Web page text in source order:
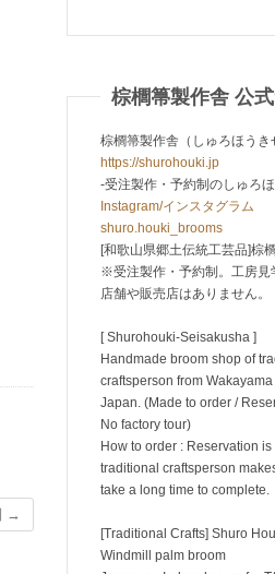
→
棕櫚箒製作舎 公
棕櫚箒製作舎（しゅろほうき
https://shurohouki.jp
-受注製作・予約制のしゅろ
Instagram/インスタグラム
shuro.houki_brooms
[和歌山県郷土伝統工芸品]棕
※受注製作・予約制。工房見
店舗や販売店はありません。
[ Shurohouki-Seisakusha ]
Handmade broom shop of
craftsperson from
Japan. (Made to order /
No factory tour)
How to order : Reservation
traditional craftsperson
take a long time to complete.
[Traditional Crafts] Shuro
Windmill palm broom